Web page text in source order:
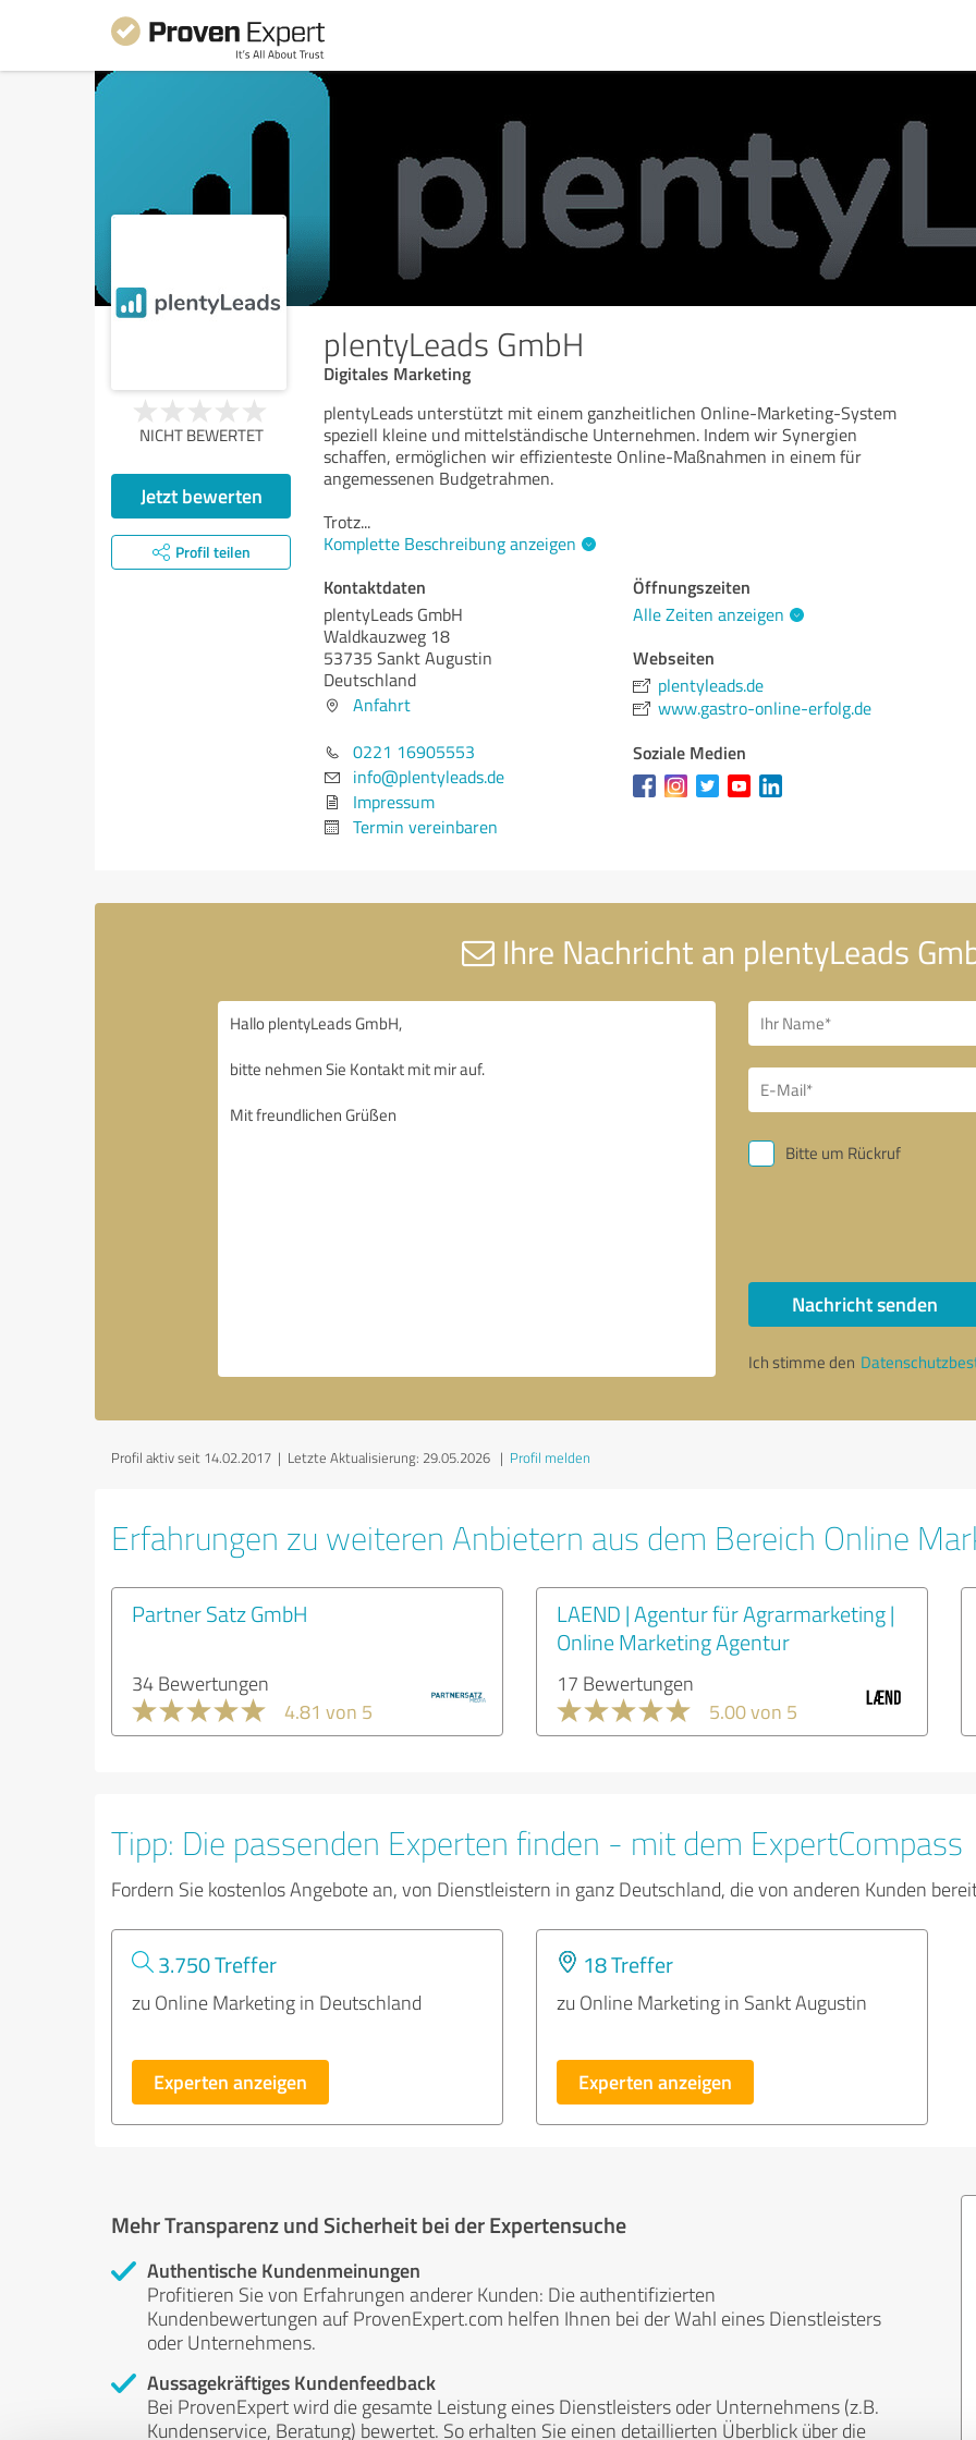
plentyLeads GmbH
Digitales Marketing
NICHT BEWERTET
Jetzt bewerten
Profil teilen
plentyLeads unterstützt mit einem ganzheitlichen Online-Marketing-System
speziell kleine und mittelständische Unternehmen. Indem wir Synergien
schaffen, ermöglichen wir effizienteste Online-Maßnahmen in einem für
angemessenen Budgetrahmen.
Trotz...
Komplette Beschreibung anzeigen
Kontaktdaten
plentyLeads GmbH
Waldkauzweg 18
53735 Sankt Augustin
Deutschland
Anfahrt
0221 16905553
info@plentyleads.de
Impressum
Termin vereinbaren
Öffnungszeiten
Alle Zeiten anzeigen
Webseiten
plentyleads.de
www.gastro-online-erfolg.de
Soziale Medien
Ihre Nachricht an plentyLeads
Bitte um Rückruf
Nachricht senden
Ich stimme den
Profil aktiv seit 14.02.2017 | Letzte Aktualisierung: 29.05.2026 | Profil melden
Erfahrungen zu weiteren Anbietern aus dem Bereich Online
Partner Satz GmbH
34 Bewertungen
4.81 von 5
LAEND | Agentur für Agrarmarketing |
Online Marketing Agentur
17 Bewertungen
5.00 von 5
Tipp: Die passenden Experten finden - mit dem ExpertCompass
Fordern Sie kostenlos Angebote an, von Dienstleistern in ganz Deutschland, die von anderen Kunden
3.750 Treffer
zu Online Marketing in Deutschland
Experten anzeigen
18 Treffer
zu Online Marketing in Sankt Augustin
Experten anzeigen
Mehr Transparenz und Sicherheit bei der Expertensuche
Authentische Kundenmeinungen
Profitieren Sie von Erfahrungen anderer Kunden: Die authentifizierten
Kundenbewertungen auf ProvenExpert.com helfen Ihnen bei der Wahl eines Dienstleisters
oder Unternehmens.
Aussagekräftiges Kundenfeedback
Bei ProvenExpert wird die gesamte Leistung eines Dienstleisters oder Unternehmens (z.B.
Kundenservice, Beratung) bewertet. So erhalten Sie einen detaillierten Überblick über die